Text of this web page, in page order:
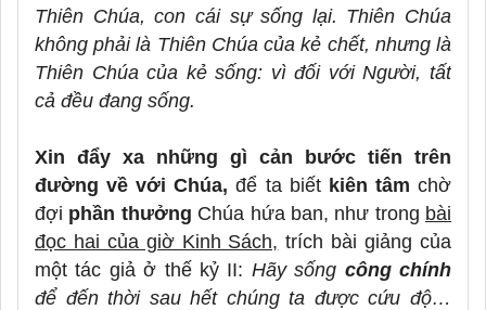
Thiên Chúa, con cái sự sống lại. Thiên Chúa
không phải là Thiên Chúa của kẻ chết, nhưng là
Thiên Chúa của kẻ sống: vì đối với Người, tất
cả đều đang sống.
Xin đẩy xa những gì cản bước tiến trên
đường về với Chúa, để ta biết kiên tâmchờ
đợi phần thưởng Chúa hứa ban, như trong bài
đọc hai của giờ Kinh Sách, trích bài giảng của
một tác giả ở thế kỷ II: Hãy sống công chính
để đến thời sau hết chúng ta được cứu độ…